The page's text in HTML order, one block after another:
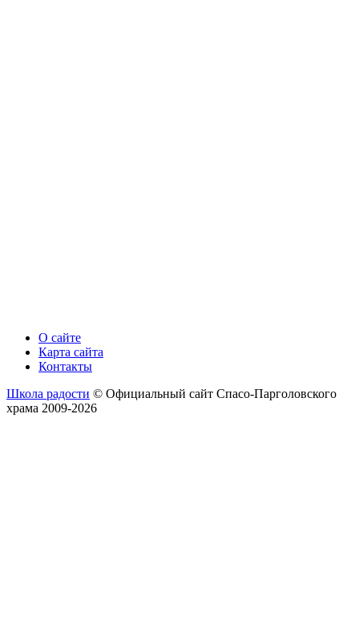
О сайте
Карта сайта
Контакты
Школа радости © Официальный сайт Спасо-Парголовского
храма 2009-2026